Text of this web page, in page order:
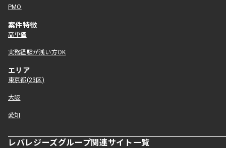
PMO
案件特徴
高単価
実務経験が浅い方OK
エリア
東京都(23区)
大阪
愛知
レバレジーズグループ関連サイト一覧